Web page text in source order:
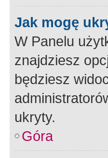
Jak mogę
W Panelu
znajdziesz
będziesz
ukryty.
Góra